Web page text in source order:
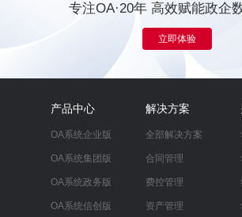
专注OA·20年 高效赋能政企
立即体验
产品中心
OA系统企业版
OA系统集团版
OA系统政务版
OA系统信创版
解决方案
全部解决方案
合同管理
费控管理
资产管理